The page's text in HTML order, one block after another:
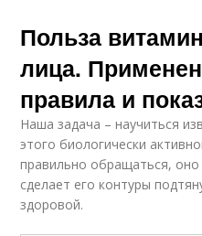
Польза
лица.
правила и
Наша задача – научиться
этого биологически
правильно обращаться,
сделает его контуры
здоровой.